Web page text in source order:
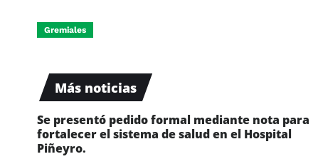
Gremiales
Más noticias
Se presentó pedido formal mediante nota para
fortalecer el sistema de salud en el Hospital
Piñeyro.